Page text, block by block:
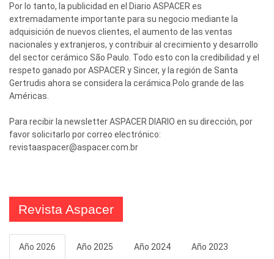
Por lo tanto, la publicidad en el Diario ASPACER es
extremadamente importante para su negocio mediante la
adquisición de nuevos clientes, el aumento de las ventas
nacionales y extranjeros, y contribuir al crecimiento y desarrollo
del sector cerámico São Paulo. Todo esto con la credibilidad y el
respeto ganado por ASPACER y Sincer, y la región de Santa
Gertrudis ahora se considera la cerámica Polo grande de las
Américas.
Para recibir la newsletter ASPACER DIARIO en su dirección, por
favor solicitarlo por correo electrónico:
revistaaspacer@aspacer.com.br
Revista Aspacer
Año 2026 Año 2025 Año 2024 Año 2023